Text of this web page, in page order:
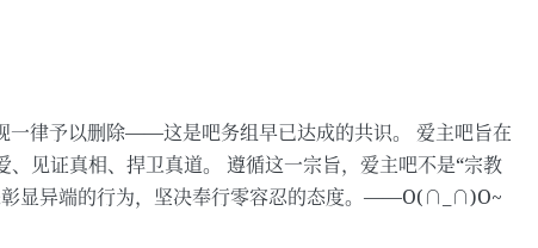
一律予以删除——这是吧务组早已达成的共识。 爱主吧旨在
见证真相、捍卫真道。 遵循这一宗旨，爱主吧不是“宗教
彰显异端的行为，坚决奉行零容忍的态度。——O(∩_∩)O~